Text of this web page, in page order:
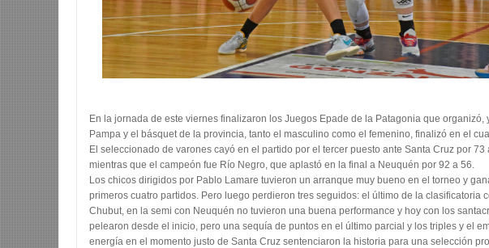
En la jornada de este viernes finalizaron los Juegos Epade de la Patagonia que organizó,
Pampa y el básquet de la provincia, tanto el masculino como el femenino, finalizó en el
El seleccionado de varones cayó en el partido por el tercer puesto ante Santa Cruz por 73
mientras que el campeón fue Río Negro, que aplastó en la final a Neuquén por 92 a 56.
Los chicos dirigidos por Pablo Lamare tuvieron un arranque muy bueno en el torneo y
primeros cuatro partidos. Pero luego perdieron tres seguidos: el último de la clasificatoria
Chubut, en la semi con Neuquén no tuvieron una buena performance y hoy con los
pelearon desde el inicio, pero una sequía de puntos en el último parcial y los triples y el
energía en el momento justo de Santa Cruz sentenciaron la historia para una selección